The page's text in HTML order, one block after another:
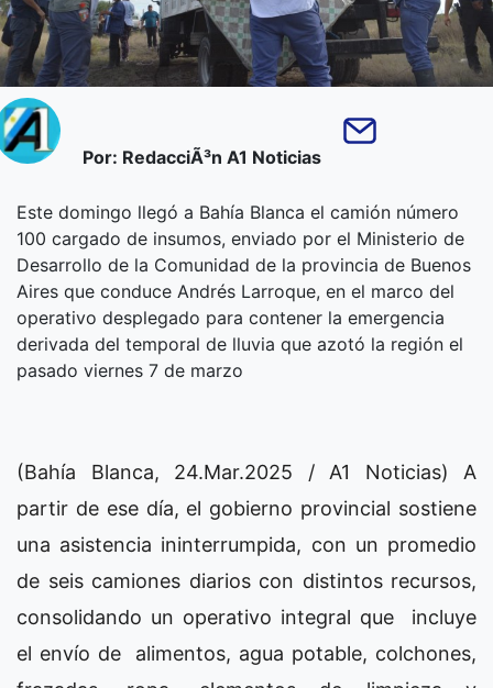
Por: RedacciÃ³n A1 Noticias
Este domingo llegó a Bahía Blanca el camión número
100 cargado de insumos, enviado por el Ministerio de
Desarrollo de la Comunidad de la provincia de Buenos
Aires que conduce Andrés Larroque, en el marco del
operativo desplegado para contener la emergencia
derivada del temporal de lluvia que azotó la región el
pasado viernes 7 de marzo
(Bahía Blanca, 24.Mar.2025 / A1 Noticias) A
partir de ese día, el gobierno provincial sostiene
una asistencia ininterrumpida, con un promedio
de seis camiones diarios con distintos recursos,
consolidando un operativo integral que incluye
el envío de alimentos, agua potable, colchones,